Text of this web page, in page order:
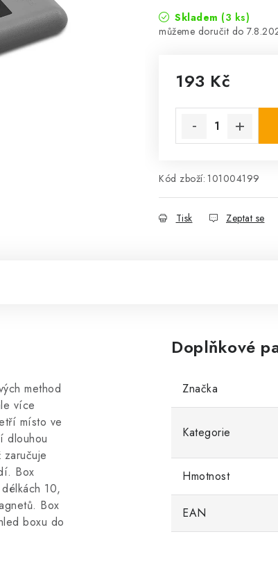
Skladem (3 ks)
193 Kč
Kód zboží: 101004199
Tisk Zeptat se
method
více
místo ve
dlouhou
Box
10,
Box
boxu do
Doplňkové
Značka
Kategorie
Hmotnost
EAN